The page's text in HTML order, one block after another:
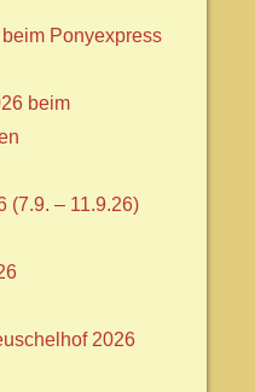
Ponyexpress
beim
(7.9. – 11.9.26)
2026